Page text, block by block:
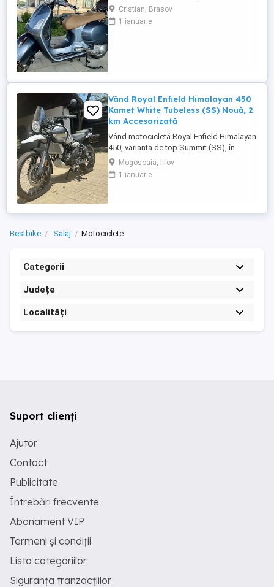
Faco (montat 2026), geanta portbagaj
Classic; prelungitor scarite pasager;
suspensie fata Bitubo si frane fata spate
Cristian, Brasov
1 ianuarie
Vând Royal Enfield Himalayan 450
Kamet White Tubeless (SS) Nouă, 2
km Accesorizată
Vând motocicletă Royal Enfield Himalayan
450, varianta de top Summit (SS), în
culoarea Kamet White, dotată din fabrică
cu jante Tubeless. Motocicleta este
practic nouă, neutilizată (2 km). A fost
2025. Se află în stare absolut ...
Mogosoaia, Ilfov
1 ianuarie
Bestbike Salaj Motociclete
Categorii
Județe
Localități
Suport clienți
Ajutor
Contact
Publicitate
Întrebări frecvente
Abonament VIP
Termeni și condiții
Lista categoriilor
Siguranța tranzacțiilor